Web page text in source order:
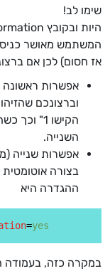
שימו לב!
המשתמש מאושר
אז חסום) לכן אם
אפשרות ראשונה
וברצונכם
השנייה.
אפשרות שנייה
בצורה אוטומטית
ההגדרה היא
=yes
במקרה כזה, בעמודה